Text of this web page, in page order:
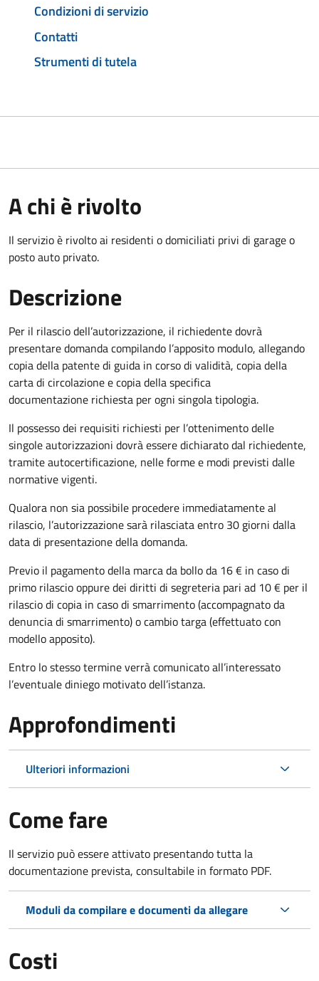
Condizioni di servizio
Contatti
Strumenti di tutela
A chi è rivolto
Il servizio è rivolto ai residenti o domiciliati privi di garage o
posto auto privato.
Descrizione
Per il rilascio dell’autorizzazione, il richiedente dovrà
presentare domanda compilando l’apposito modulo, allegando
copia della patente di guida in corso di validità, copia della
carta di circolazione e copia della specifica
documentazione richiesta per ogni singola tipologia.
Il possesso dei requisiti richiesti per l’ottenimento delle
singole autorizzazioni dovrà essere dichiarato dal richiedente,
tramite autocertificazione, nelle forme e modi previsti dalle
normative vigenti.
Qualora non sia possibile procedere immediatamente al
rilascio, l’autorizzazione sarà rilasciata entro 30 giorni dalla
data di presentazione della domanda.
Previo il pagamento della marca da bollo da 16 € in caso di
primo rilascio oppure dei diritti di segreteria pari ad 10 € per il
rilascio di copia in caso di smarrimento (accompagnato da
denuncia di smarrimento) o cambio targa (effettuato con
modello apposito).
Entro lo stesso termine verrà comunicato all’interessato
l’eventuale diniego motivato dell’istanza.
Approfondimenti
Ulteriori informazioni
Come fare
Il servizio può essere attivato presentando tutta la
documentazione prevista, consultabile in formato PDF.
Moduli da compilare e documenti da allegare
Costi